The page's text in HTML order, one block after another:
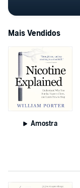
Mais Vendidos
Amostra